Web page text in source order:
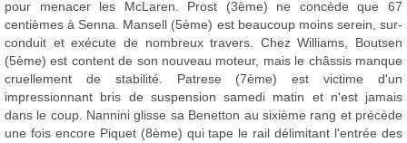
pour menacer les McLaren. Prost (3ème) ne concède que 67
centièmes à Senna. Mansell (5ème) est beaucoup moins serein, sur-
conduit et exécute de nombreux travers. Chez Williams, Boutsen
(5ème) est content de son nouveau moteur, mais le châssis manque
cruellement de stabilité. Patrese (7ème) est victime d'un
impressionnant bris de suspension samedi matin et n'est jamais
dans le coup. Nannini glisse sa Benetton au sixième rang et précède
une fois encore Piquet (8ème) qui tape le rail délimitant l'entrée des